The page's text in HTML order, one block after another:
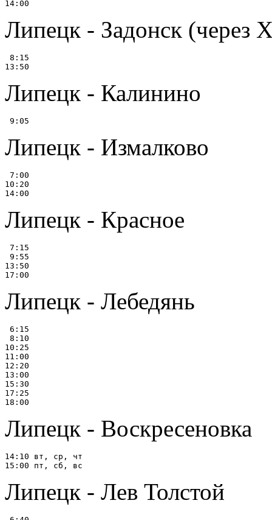
Липецк - Задонск (через
8:15
Липецк - Калинино
Липецк - Измалково
7:00
10:20
Липецк - Красное
7:15
9:55
13:50
Липецк - Лебедянь
6:15
8:10
10:25
11:00
12:20
13:00
15:30
17:25
Липецк - Воскресеновка
14:10 вт, ср, чт
Липецк - Лев Толстой